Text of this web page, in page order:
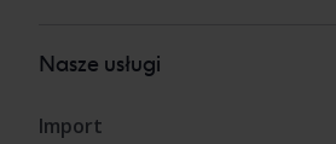
Nasze usługi
Import